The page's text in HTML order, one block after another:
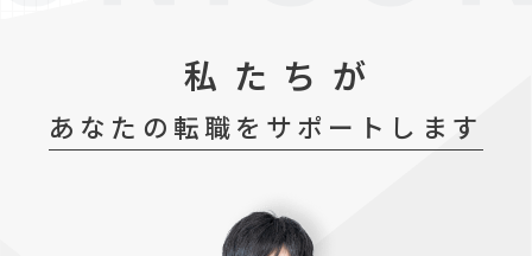
私たちが
あなたの転職をサポートします